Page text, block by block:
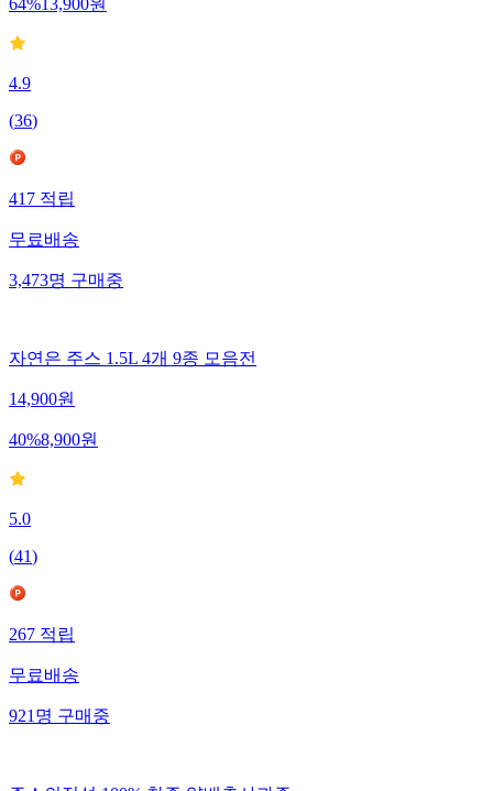
64%13,900원
4.9
(36)
417적립
무료배송
3,473명구매중
자연은 주스 1.5L 4개 9종 모음전
14,900원
40%8,900원
5.0
(41)
267적립
무료배송
921명구매중